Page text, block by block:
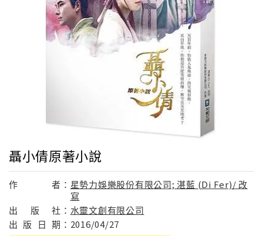
聶小倩原著小說
作 者： 星勢力娛樂股份有限公司; 湛藍 (Di Fer)/ 改
寫
出
版 社： 水靈文創有限公司
出 版 日 期： 2016/04/27